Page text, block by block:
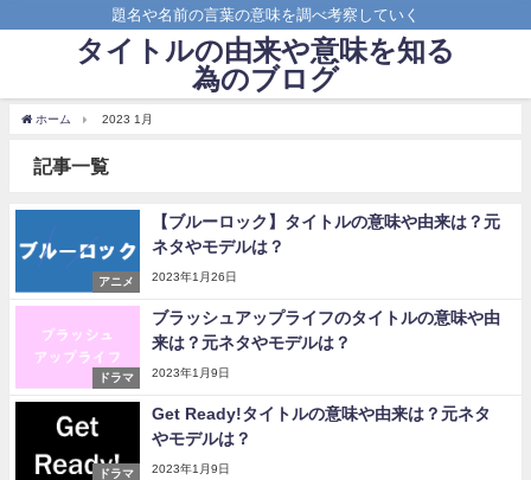
題名や名前の言葉の意味を調べ考察していく
タイトルの由来や意味を知る
為のブログ
ホーム 2023 1月
記事一覧
アニメ
【ブルーロック】タイトルの意味や由来は？元
ネタやモデルは？
2023年1月26日
ドラマ
ブラッシュアップライフのタイトルの意味や由
来は？元ネタやモデルは？
2023年1月9日
ドラマ
Get Ready!タイトルの意味や由来は？元ネタ
やモデルは？
2023年1月9日